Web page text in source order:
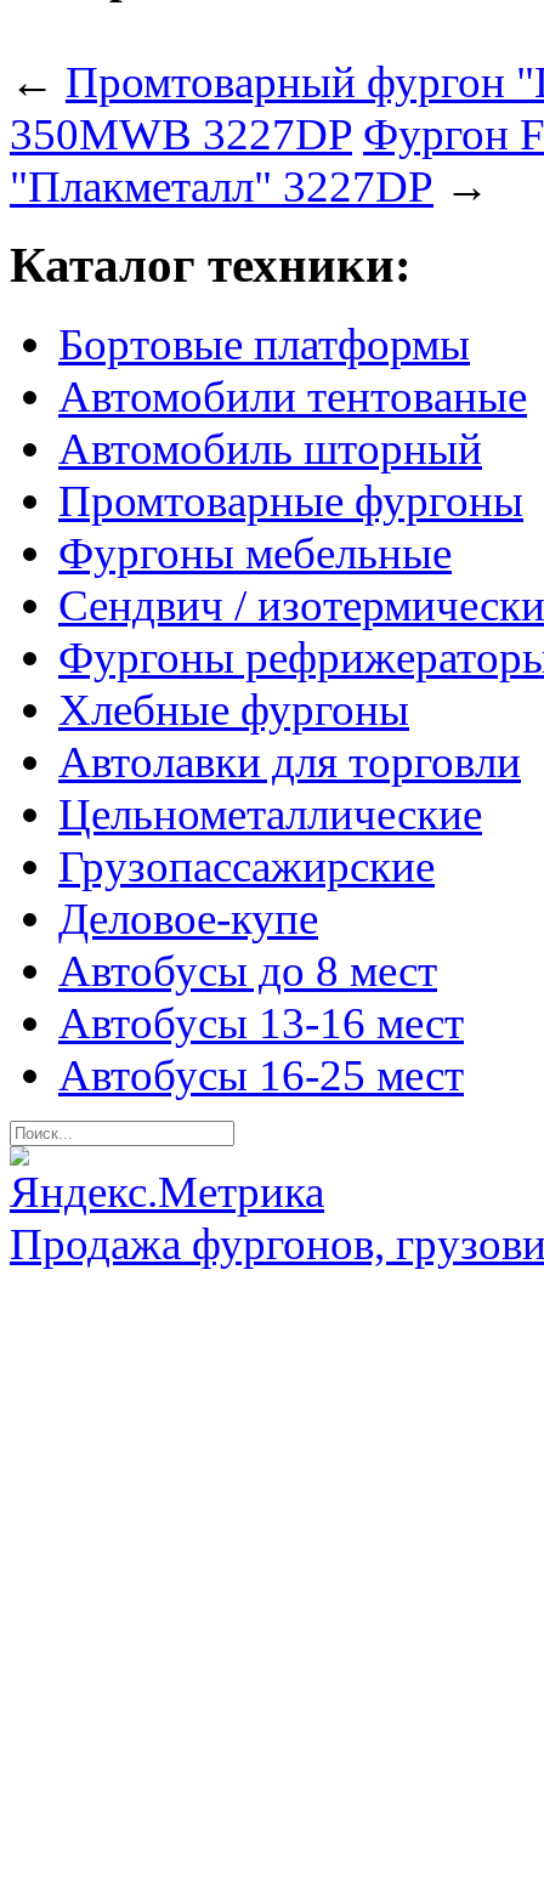
← Промтоварный фургон
350MWB 3227DP Фургон
"Плакметалл" 3227DP →
Каталог техники:
Бортовые платформы
Автомобили тентованые
Автомобиль шторный
Промтоварные фургоны
Фургоны мебельные
Сендвич /
Фургоны
Хлебные фургоны
Автолавки для торговли
Цельнометаллические
Грузопассажирские
Деловое-купе
Автобусы до 8 мест
Автобусы 13-16 мест
Автобусы 16-25 мест
Продажа фургонов,